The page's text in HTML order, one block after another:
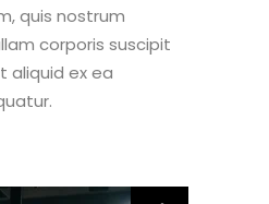
quis nostrum
corporis suscipit
aliquid ex ea